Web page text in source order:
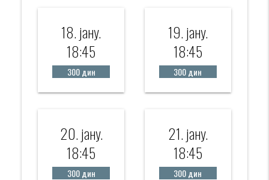
18. јанy.
18:45
300 дин
19. јанy.
18:45
300 дин
20. јанy.
18:45
300 дин
21. јанy.
18:45
300 дин